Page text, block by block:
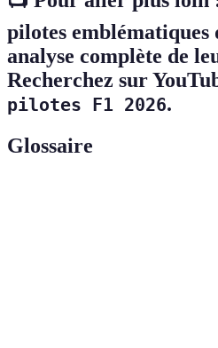
pilotes emblématiques
analyse complète de
Recherchez sur
pilotes F1 2026.
Glossaire